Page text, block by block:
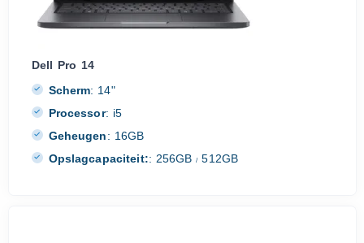
Dell Pro 14
Scherm: 14"
Processor: i5
Geheugen: 16GB
Opslagcapaciteit:: 256GB/ 512GB